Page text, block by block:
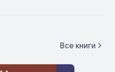
Все книги